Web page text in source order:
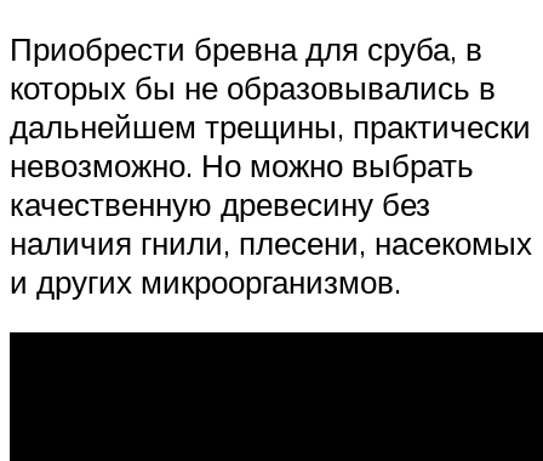
Приобрести бревна для сруба, в
которых бы не образовывались в
дальнейшем трещины, практически
невозможно. Но можно выбрать
качественную древесину без
наличия гнили, плесени, насекомых
и других микроорганизмов.